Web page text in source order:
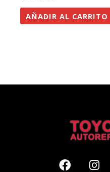
AÑADIR AL CARRITO
Facebook